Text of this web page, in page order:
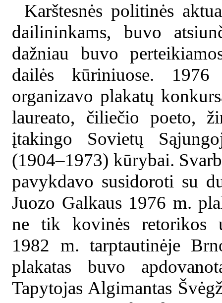
Karštesnės politinės
dailininkams, buvo
dažniau buvo
dailės kūriniuose.
organizavo plakatų
laureato, čiliečio poeto,
įtakingo Sovietų
(1904–1973) kūrybai.
pavykdavo susidoroti su
Juozo Galkaus 1976 m.
ne tik kovinės retorikos
1982 m. tarptautinėje
plakatas buvo
Tapytojas Algimantas